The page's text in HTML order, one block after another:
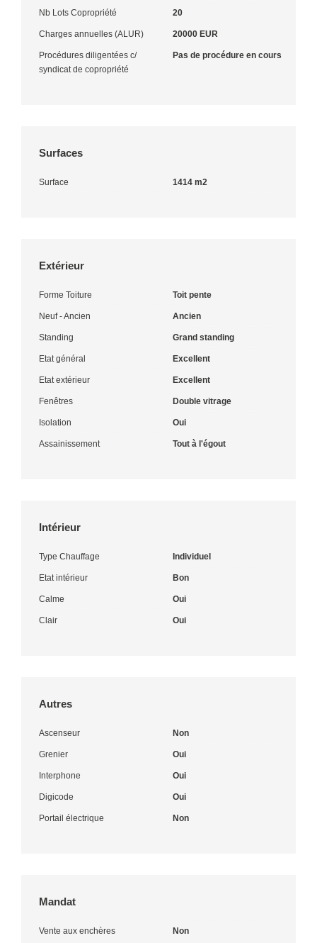
Nb Lots Copropriété 20
Charges annuelles (ALUR) 20000 EUR
Procédures diligentées c/
syndicat de copropriété
Pas de procédure en cours
Surfaces
Surface 1414 m2
Extérieur
Forme Toiture Toit pente
Neuf - Ancien Ancien
Standing Grand standing
Etat général Excellent
Etat extérieur Excellent
Fenêtres Double vitrage
Isolation Oui
Assainissement Tout à l'égout
Intérieur
Type Chauffage Individuel
Etat intérieur Bon
Calme Oui
Clair Oui
Autres
Ascenseur Non
Grenier Oui
Interphone Oui
Digicode Oui
Portail électrique Non
Mandat
Vente aux enchères Non